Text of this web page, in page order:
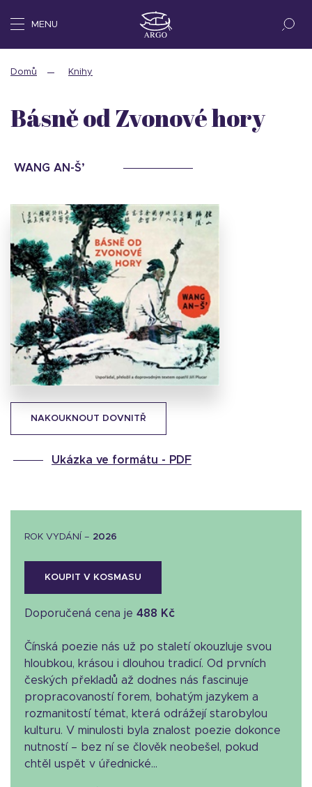
MENU
Domů Knihy
NAKOUKNOUT DOVNITŘ
Ukázka ve formátu - PDF
Básně od Zvonové hory
WANG AN-Š’
ROK VYDÁNÍ – 2026
KOUPIT V KOSMASU
Doporučená cena je 488 Kč
Čínská poezie nás už po staletí okouzluje svou
hloubkou, krásou i dlouhou tradicí. Od prvních
českých překladů až dodnes nás fascinuje
propracovaností forem, bohatým jazykem a
rozmanitostí témat, která odrážejí starobylou
kulturu. V minulosti byla znalost poezie dokonce
nutností – bez ní se člověk neobešel, pokud
chtěl uspět v úřednické...